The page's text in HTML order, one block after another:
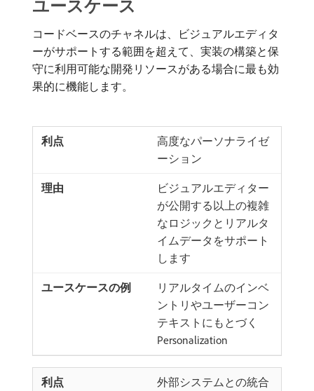
ユースケース
コードベースのチャネルは、ビジュアルエディタ
ーがサポートする範囲を超えて、実装の構築と保
守に利用可能な開発リソースがある場合に最も効
果的に機能します。
高度なパーソナライゼ
ーション
ビジュアルエディター
が公開する以上の複雑
なロジックとリアルタ
イムデータをサポート
します
リアルタイムのインベ
ントリやユーザーコン
テキストにもとづく
Personalization
外部システムとの統合